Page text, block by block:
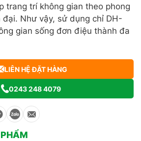
trang trí không gian theo phong
Như vậy, sử dụng chỉ DH-
gian sống đơn điệu thành đa
LIÊN HỆ ĐẶT HÀNG
0243 248 4079